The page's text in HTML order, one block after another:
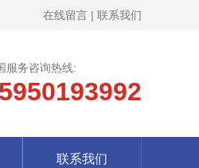
在线留言 | 联系我们
服务咨询热线:
联系我们